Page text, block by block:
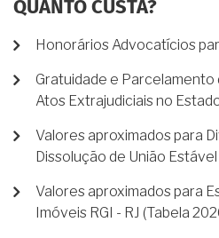
QUANTO CUSTA?
Honorários Advocatícios
Gratuidade e Parcelamento
Atos Extrajudiciais no
Valores aproximados para
Dissolução de União
Valores aproximados para
Imóveis RGI - RJ (Tabela